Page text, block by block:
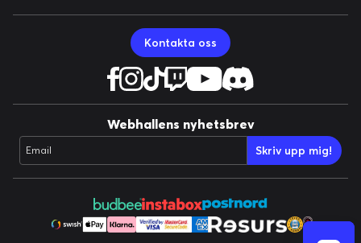
Kontakta oss
Webhallens nyhetsbrev
Email Skriv upp mig!